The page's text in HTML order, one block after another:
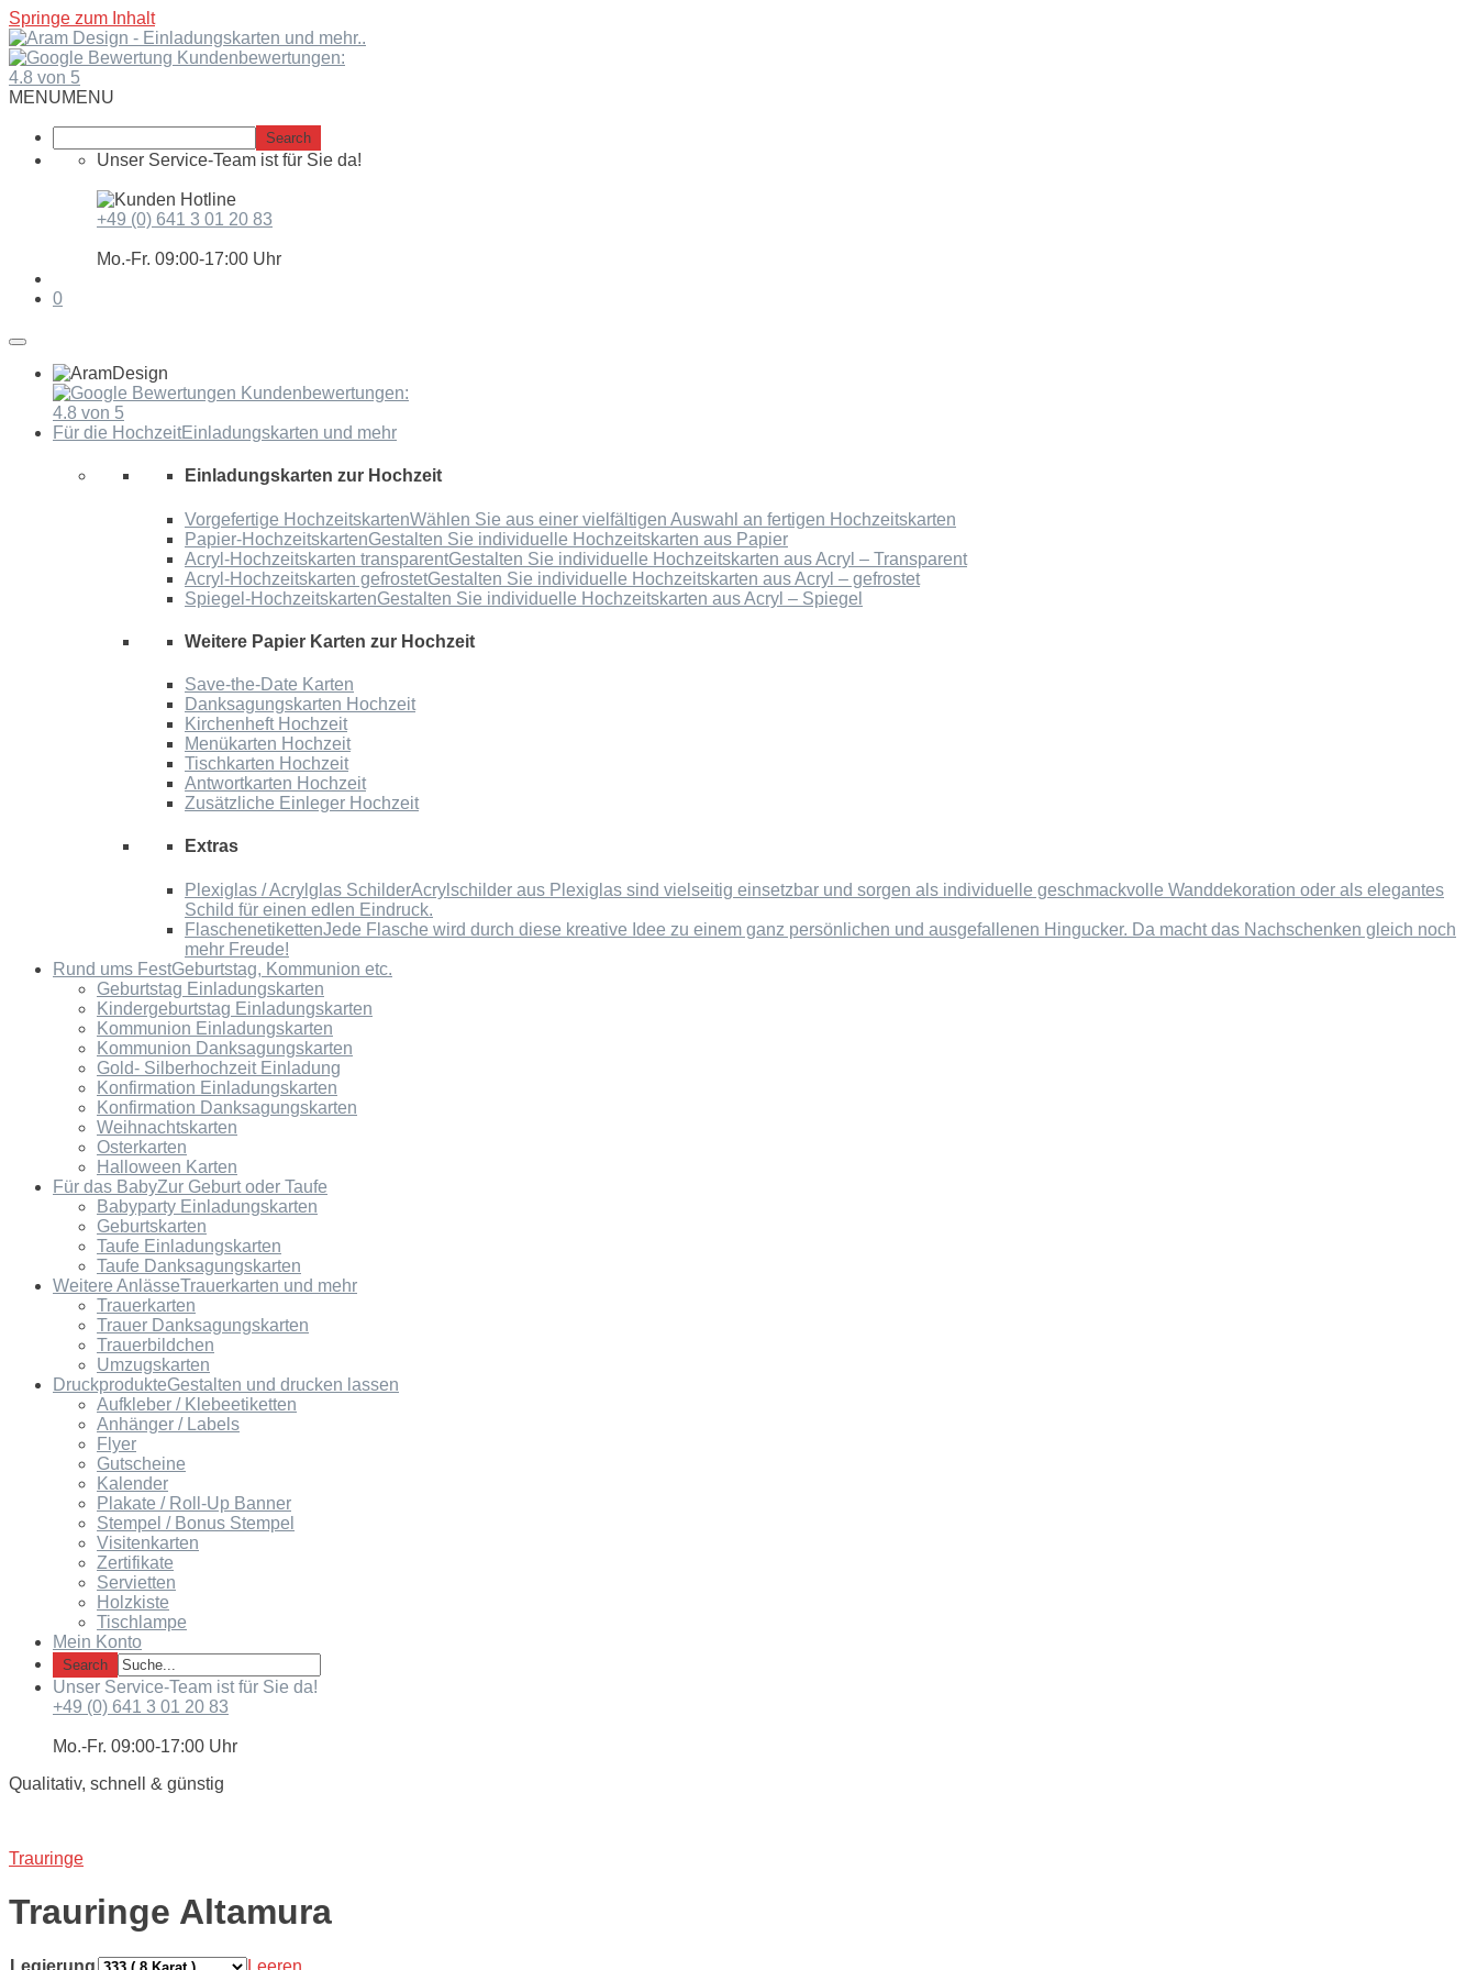
Springe zum Inhalt
Kundenbewertungen:
4.8 von 5
MENUMENU
Unser Service-Team ist für Sie da!
+49 (0) 641 3 01 20 83
Mo.-Fr. 09:00-17:00 Uhr
0
Kundenbewertungen:
4.8 von 5
Für die HochzeitEinladungskarten und mehr
Einladungskarten zur Hochzeit
Vorgefertige HochzeitskartenWählen Sie aus einer vielfältigen Auswahl an fertigen Hochzeitskarten
Papier-HochzeitskartenGestalten Sie individuelle Hochzeitskarten aus Papier
Acryl-Hochzeitskarten transparentGestalten Sie individuelle Hochzeitskarten aus Acryl – Transparent
Acryl-Hochzeitskarten gefrostetGestalten Sie individuelle Hochzeitskarten aus Acryl – gefrostet
Spiegel-HochzeitskartenGestalten Sie individuelle Hochzeitskarten aus Acryl – Spiegel
Weitere Papier Karten zur Hochzeit
Save-the-Date Karten
Danksagungskarten Hochzeit
Kirchenheft Hochzeit
Menükarten Hochzeit
Tischkarten Hochzeit
Antwortkarten Hochzeit
Zusätzliche Einleger Hochzeit
Extras
Plexiglas / Acrylglas SchilderAcrylschilder aus Plexiglas sind vielseitig einsetzbar und sorgen als individuelle geschmackvolle Wanddekoration oder als elegantes
Schild für einen edlen Eindruck.
FlaschenetikettenJede Flasche wird durch diese kreative Idee zu einem ganz persönlichen und ausgefallenen Hingucker. Da macht das Nachschenken gleich noch
mehr Freude!
Rund ums FestGeburtstag, Kommunion etc.
Geburtstag Einladungskarten
Kindergeburtstag Einladungskarten
Kommunion Einladungskarten
Kommunion Danksagungskarten
Gold- Silberhochzeit Einladung
Konfirmation Einladungskarten
Konfirmation Danksagungskarten
Weihnachtskarten
Osterkarten
Halloween Karten
Für das BabyZur Geburt oder Taufe
Babyparty Einladungskarten
Geburtskarten
Taufe Einladungskarten
Taufe Danksagungskarten
Weitere AnlässeTrauerkarten und mehr
Trauerkarten
Trauer Danksagungskarten
Trauerbildchen
Umzugskarten
DruckprodukteGestalten und drucken lassen
Aufkleber / Klebeetiketten
Anhänger / Labels
Flyer
Gutscheine
Kalender
Plakate / Roll-Up Banner
Stempel / Bonus Stempel
Visitenkarten
Zertifikate
Servietten
Holzkiste
Tischlampe
Mein Konto
Unser Service-Team ist für Sie da!
+49 (0) 641 3 01 20 83
Mo.-Fr. 09:00-17:00 Uhr
Qualitativ, schnell & günstig
Trauringe
Trauringe Altamura